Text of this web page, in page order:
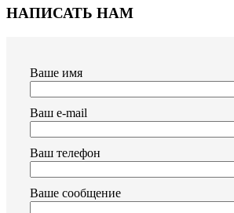
НАПИСАТЬ НАМ
Ваше имя
Ваш e-mail
Ваш телефон
Ваше сообщение